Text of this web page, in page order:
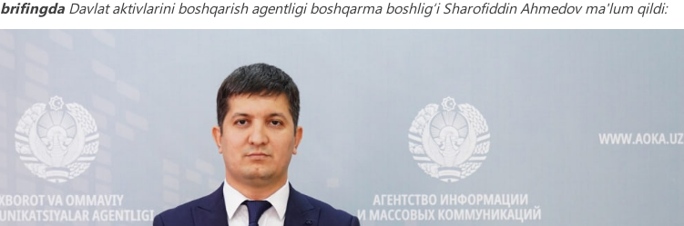
brifingdaDavlat aktivlarini boshqarish agentligi boshqarma boshlig‘i Sharofiddin Ahmedov ma'lum qildi: